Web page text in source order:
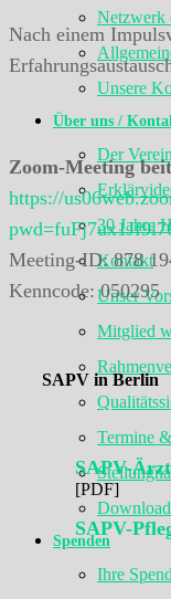
Netzwerk
Unsere
Über uns /
Der Verein
30 Jahre
Kontakt
Unser
Mitglied
Termine
Spenden
Ihre
Nach einem
Zoom-Meeting
https://
Meeting-ID: 878
Kenncode: 050295
SAPV in Berlin
SAPV-
[PDF]
SAPV-